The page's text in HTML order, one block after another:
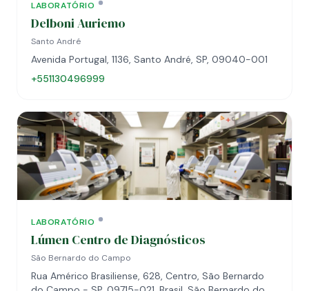
LABORATÓRIO
Delboni Auriemo
Santo André
Avenida Portugal, 1136, Santo André, SP, 09040-001
+551130496999
LABORATÓRIO
Lúmen Centro de Diagnósticos
São Bernardo do Campo
Rua Américo Brasiliense, 628, Centro, São Bernardo